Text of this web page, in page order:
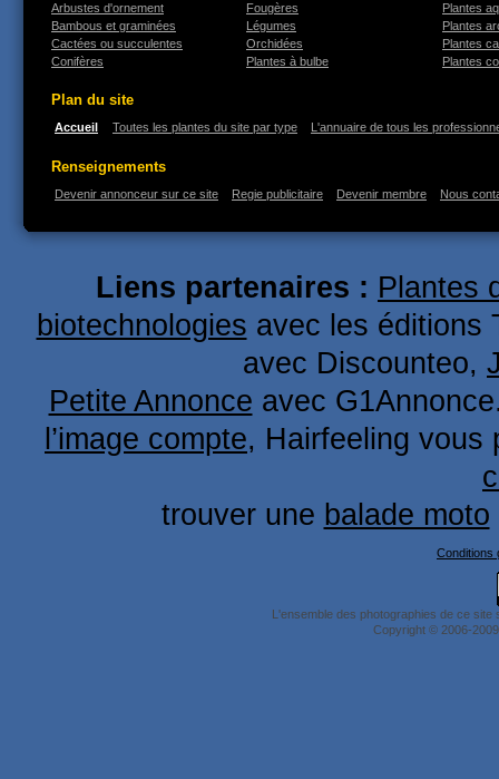
Arbustes d'ornement
Bambous et graminées
Cactées ou succulentes
Conifères
Fougères
Légumes
Orchidées
Plantes à bulbe
Plantes
Plantes
Plantes
Plantes
Plan du site
Accueil Toutes les plantes du site par type L'annuaire de tous les
Renseignements
Devenir annonceur sur ce site Regie publicitaire Devenir membre Nous
Liens partenaires : Plantes
biotechnologies avec les éditions
avec Discounteo,
Petite Annonce avec
l’image compte, Hairfeeling vous
trouver une balade moto
Conditions
L'ensemble des photographies de ce
Copyright © 2006-